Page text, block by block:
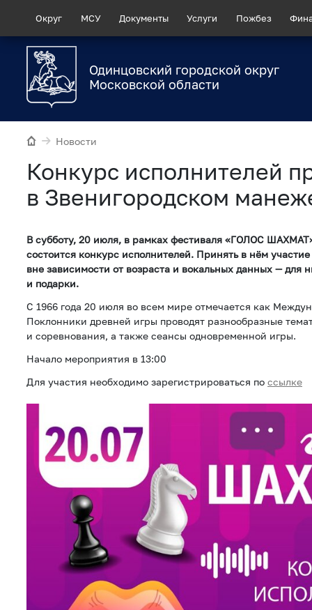
Округ МСУ Документы Услуги Пожбез
Одинцовский городской округ
Московской области
Новости
Конкурс исполнителей
в Звенигородском
В субботу, 20 июля, в рамках фестиваля «ГОЛОС
состоится конкурс исполнителей. Принять в нём
вне зависимости от возраста и вокальных данных — для
и подарки.
С 1966 года 20 июля во всем мире отмечается как
Поклонники древней игры проводят разнообразные
и соревнования, а также сеансы одновременной игры.
Начало мероприятия в 13:00
Для участия необходимо зарегистрироваться по ссылке